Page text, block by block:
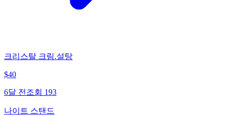
크리스탈 크림.설탕
$40
6달 전 조회 193
나이트 스탠드